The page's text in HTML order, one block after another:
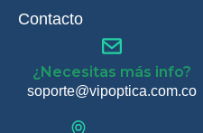
Contacto
¿Necesitas más info?
soporte@vipoptica.com.co